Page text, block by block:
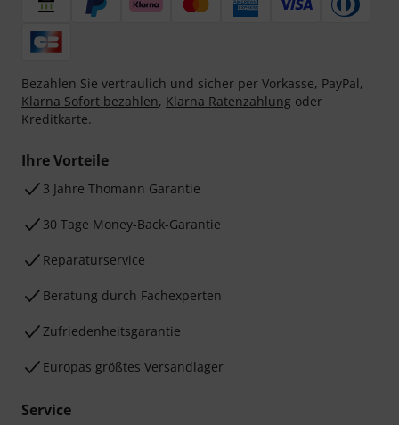
Bezahlen Sie vertraulich und sicher per Vorkasse, PayPal,
Klarna Sofort bezahlen, Klarna Ratenzahlung oder
Kreditkarte.
Ihre Vorteile
3 Jahre Thomann Garantie
30 Tage Money-Back-Garantie
Reparaturservice
Beratung durch Fachexperten
Zufriedenheitsgarantie
Europas größtes Versandlager
Service